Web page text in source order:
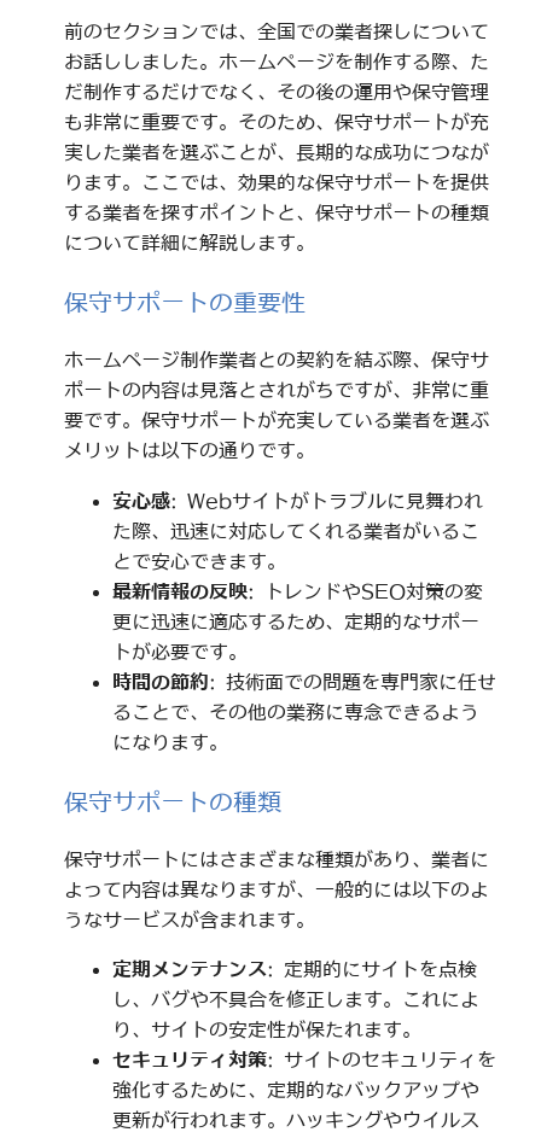
前のセクションでは、全国での業者探しについて
お話ししました。ホームページを制作する際、た
だ制作するだけでなく、その後の運用や保守管理
も非常に重要です。そのため、保守サポートが充
実した業者を選ぶことが、長期的な成功につなが
ります。ここでは、効果的な保守サポートを提供
する業者を探すポイントと、保守サポートの種類
について詳細に解説します。
保守サポートの重要性
ホームページ制作業者との契約を結ぶ際、保守サ
ポートの内容は見落とされがちですが、非常に重
要です。保守サポートが充実している業者を選ぶ
メリットは以下の通りです。
安心感: Webサイトがトラブルに見舞われ
た際、迅速に対応してくれる業者がいるこ
とで安心できます。
最新情報の反映: トレンドやSEO対策の変
更に迅速に適応するため、定期的なサポー
トが必要です。
時間の節約: 技術面での問題を専門家に任せ
ることで、その他の業務に専念できるよう
になります。
保守サポートの種類
保守サポートにはさまざまな種類があり、業者に
よって内容は異なりますが、一般的には以下のよ
うなサービスが含まれます。
定期メンテナンス: 定期的にサイトを点検
し、バグや不具合を修正します。これによ
り、サイトの安定性が保たれます。
セキュリティ対策: サイトのセキュリティを
強化するために、定期的なバックアップや
更新が行われます。ハッキングやウイルス